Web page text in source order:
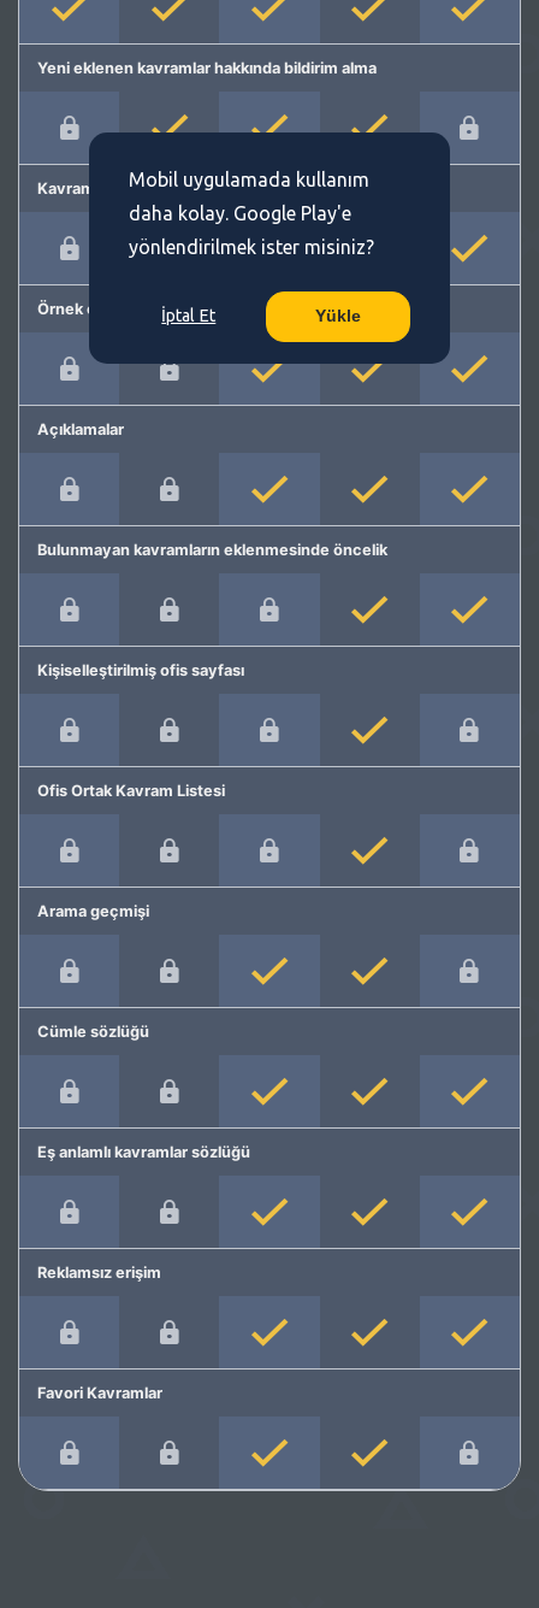
Yeni eklenen kavramlar hakkında bildirim alma
Kavram önerme
Örnek cümleler
Açıklamalar
Bulunmayan kavramların eklenmesinde öncelik
Kişiselleştirilmiş ofis sayfası
Ofis Ortak Kavram Listesi
Arama geçmişi
Cümle sözlüğü
Eş anlamlı kavramlar sözlüğü
Reklamsız erişim
Favori Kavramlar
Mobil uygulamada kullanım
daha kolay. Google Play'e
yönlendirilmek ister misiniz?
İptal Et Yükle